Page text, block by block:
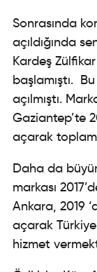
Sonrasında
açıldığında
Kardeş
başlamıştı.
açılmıştı.
Gaziantep’te
açarak
Daha da
markası
Ankara, 2019
açarak
hizmet